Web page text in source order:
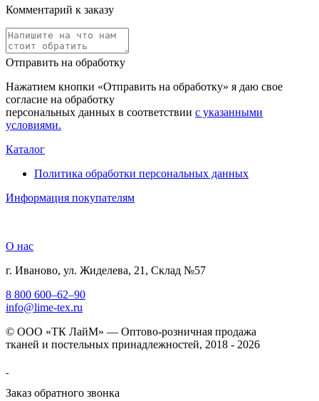
Комментарий к заказу
Отправить на обработку
Нажатием кнопки «Отправить на обработку» я даю свое
согласие на обработку
персональных данных в соответствии с указанными
условиями.
Каталог
Политика обработки персональных данных
Информация покупателям
О нас
г. Иваново, ул. Жиделева, 21, Склад №57
8 800 600–62–90
info@lime-tex.ru
© ООО «ТК ЛайМ» — Оптово-розничная продажа
тканей и постельных принадлежностей, 2018 - 2026
Заказ обратного звонка